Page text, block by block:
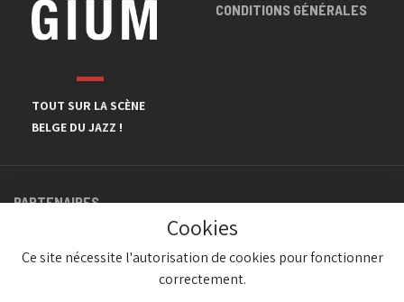
TOUT SUR LA SCÈNE
BELGE DU JAZZ !
CONDITIONS GÉNÉRALES
PARTENAIRES
Cookies
Ce site nécessite l'autorisation de cookies pour fonctionner
correctement.